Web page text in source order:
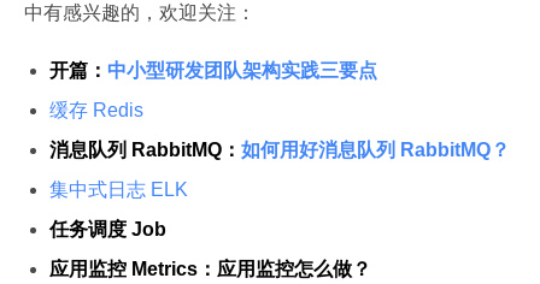
中有感兴趣的，欢迎关注：
开篇： 中小型研发团队架构实践三要点
缓存 Redis
消息队列 RabbitMQ： 如何用好消息队列 RabbitMQ？
集中式日志 ELK
任务调度 Job
应用监控 Metrics：应用监控怎么做？